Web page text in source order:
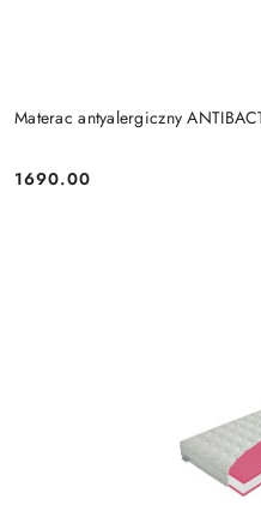
Materac antyalergiczny
Cena:
1690.00